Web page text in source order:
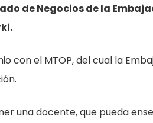
de Negocios de la
con el MTOP, del cual la
una docente, que pueda